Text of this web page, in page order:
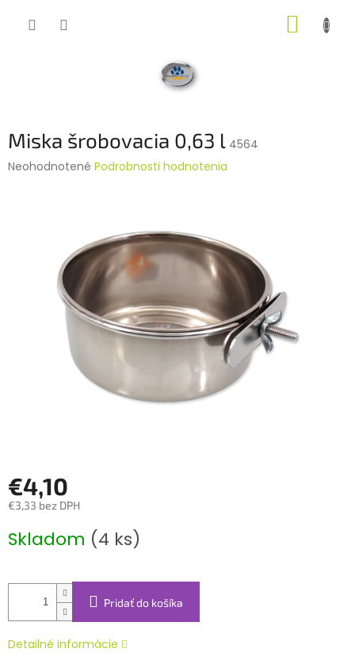
Miska šrobovacia 0,63 l 4564
Priemerné
hviezdičiek.
Neohodnotené Podrobnosti hodnotenia
€4,10
€3,33 bez DPH
cena:
Skladom (4 ks)
Pridať do košíka
Detailné informácie